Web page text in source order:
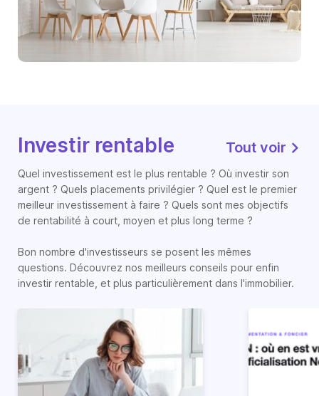
Investir rentable Tout voir
Quel investissement est le plus rentable ? Où investir son
argent ? Quels placements privilégier ? Quel est le premier
meilleur investissement à faire ? Quels sont mes objectifs
de rentabilité à court, moyen et plus long terme ?
Bon nombre d'investisseurs se posent les mêmes
questions. Découvrez nos meilleurs conseils pour enfin
investir rentable, et plus particulièrement dans l'immobilier.